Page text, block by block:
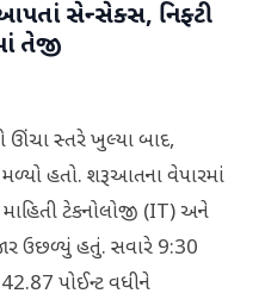
આપતાં સેન્સેક્સ, નિફ્ટી
તેજી
ઊંચા સ્તરે ખુલ્યા બાદ,
હતો. શરૂઆતના વેપારમાં
ટેકનોલોજી (IT) અને
ઉછળ્યું હતું. સવારે 9:30
પોઈન્ટ વધીને